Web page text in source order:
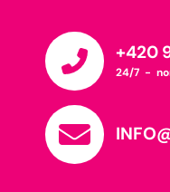
+420
24/7 -